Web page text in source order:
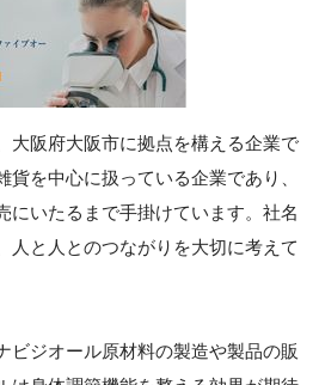
大阪府大阪市に拠点を構える企業で
を中心に扱っている企業であり、
にいたるまで手掛けています。社名
人と人とのつながりを大切に考えて
ビジオール原材料の製造や製品の販